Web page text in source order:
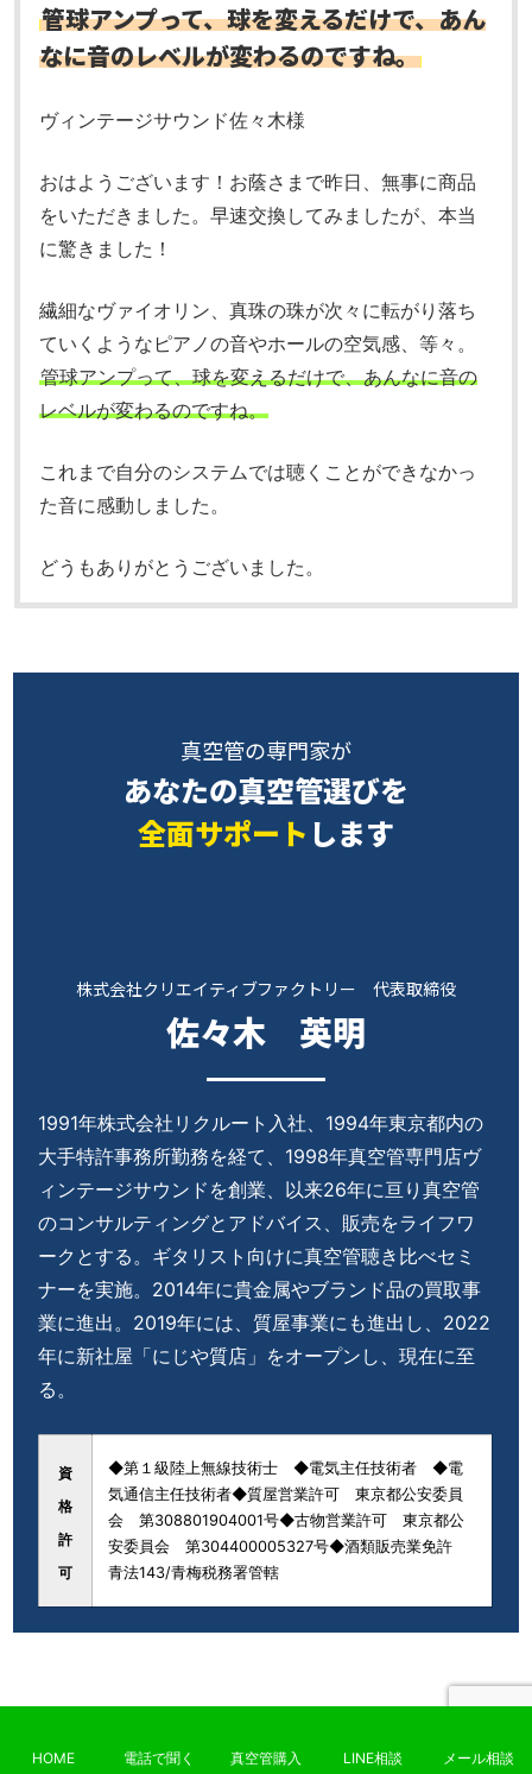
管球アンプって、球を変えるだけで、あん
なに音のレベルが変わるのですね。
ヴィンテージサウンド佐々木様
おはようございます！ お蔭さまで昨日、無事に商品
をいただきました。 早速交換してみましたが、本当
に驚きました！
繊細なヴァイオリン、真珠の珠が次々に転がり落ち
ていくようなピアノの音やホールの空気感、等々。
管球アンプって、球を変えるだけで、あんなに音の
レベルが変わるのですね。
これまで自分のシステムでは聴くことができなかっ
た音に感動しました。
どうもありがとうございました。
真空管の専門家が
あなたの真空管選びを
全面サポート します
株式会社クリエイティブファクトリー 代表取締役
佐々木 英明
1991年株式会社リクルート入社、1994年東京都内の
大手特許事務所勤務を経て、1998年真空管専門店ヴ
ィンテージサウンドを創業、以来26年に亘り真空管
のコンサルティングとアドバイス、販売をライフワ
ークとする。ギタリスト向けに真空管聴き比べセミ
ナーを実施。2014年に貴金属やブランド品の買取事
業に進出。2019年には、質屋事業にも進出し、2022
年に新社屋「にじや質店」をオープンし、現在に至
る。
資
格
許
可
◆第１級陸上無線技術士 ◆電気主任技術者 ◆電
気通信主任技術者◆質屋営業許可 東京都公安委員
会 第308801904001号◆古物営業許可 東京都公
安委員会 第304400005327号◆酒類販売業免許
青法143/青梅税務署管轄
｢真空管専門店 ヴィンテージ
HOME 電話で聞く 真空管購入 LINE相談 メール相談